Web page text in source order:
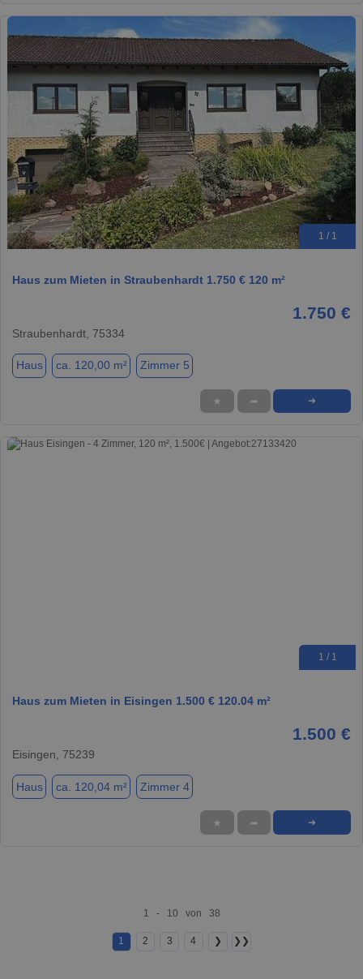
1 / 1
Haus zum Mieten in Straubenhardt 1.750 € 120 m²
1.750 €
Straubenhardt, 75334
Haus ca. 120,00 m² Zimmer 5
★ ➦ ➜
1 / 1
Haus zum Mieten in Eisingen 1.500 € 120.04 m²
1.500 €
Eisingen, 75239
Haus ca. 120,04 m² Zimmer 4
★ ➦ ➜
1 - 10 von 38
1 2 3 4 ❯ ❯❯